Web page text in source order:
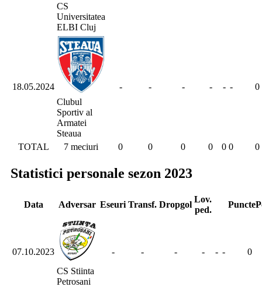
CS
Universitatea
ELBI Cluj
18.05.2024
Clubul
Sportiv al
Armatei
Steaua
- - - - - - 0
TOTAL 7 meciuri 0 0 0 0 0 0 0
Statistici personale sezon 2023
Data Adversar Eseuri Transf. Dropgol
Lov.
ped.
Puncte
07.10.2023
CS Stiinta
Petrosani
- - - - - - 0